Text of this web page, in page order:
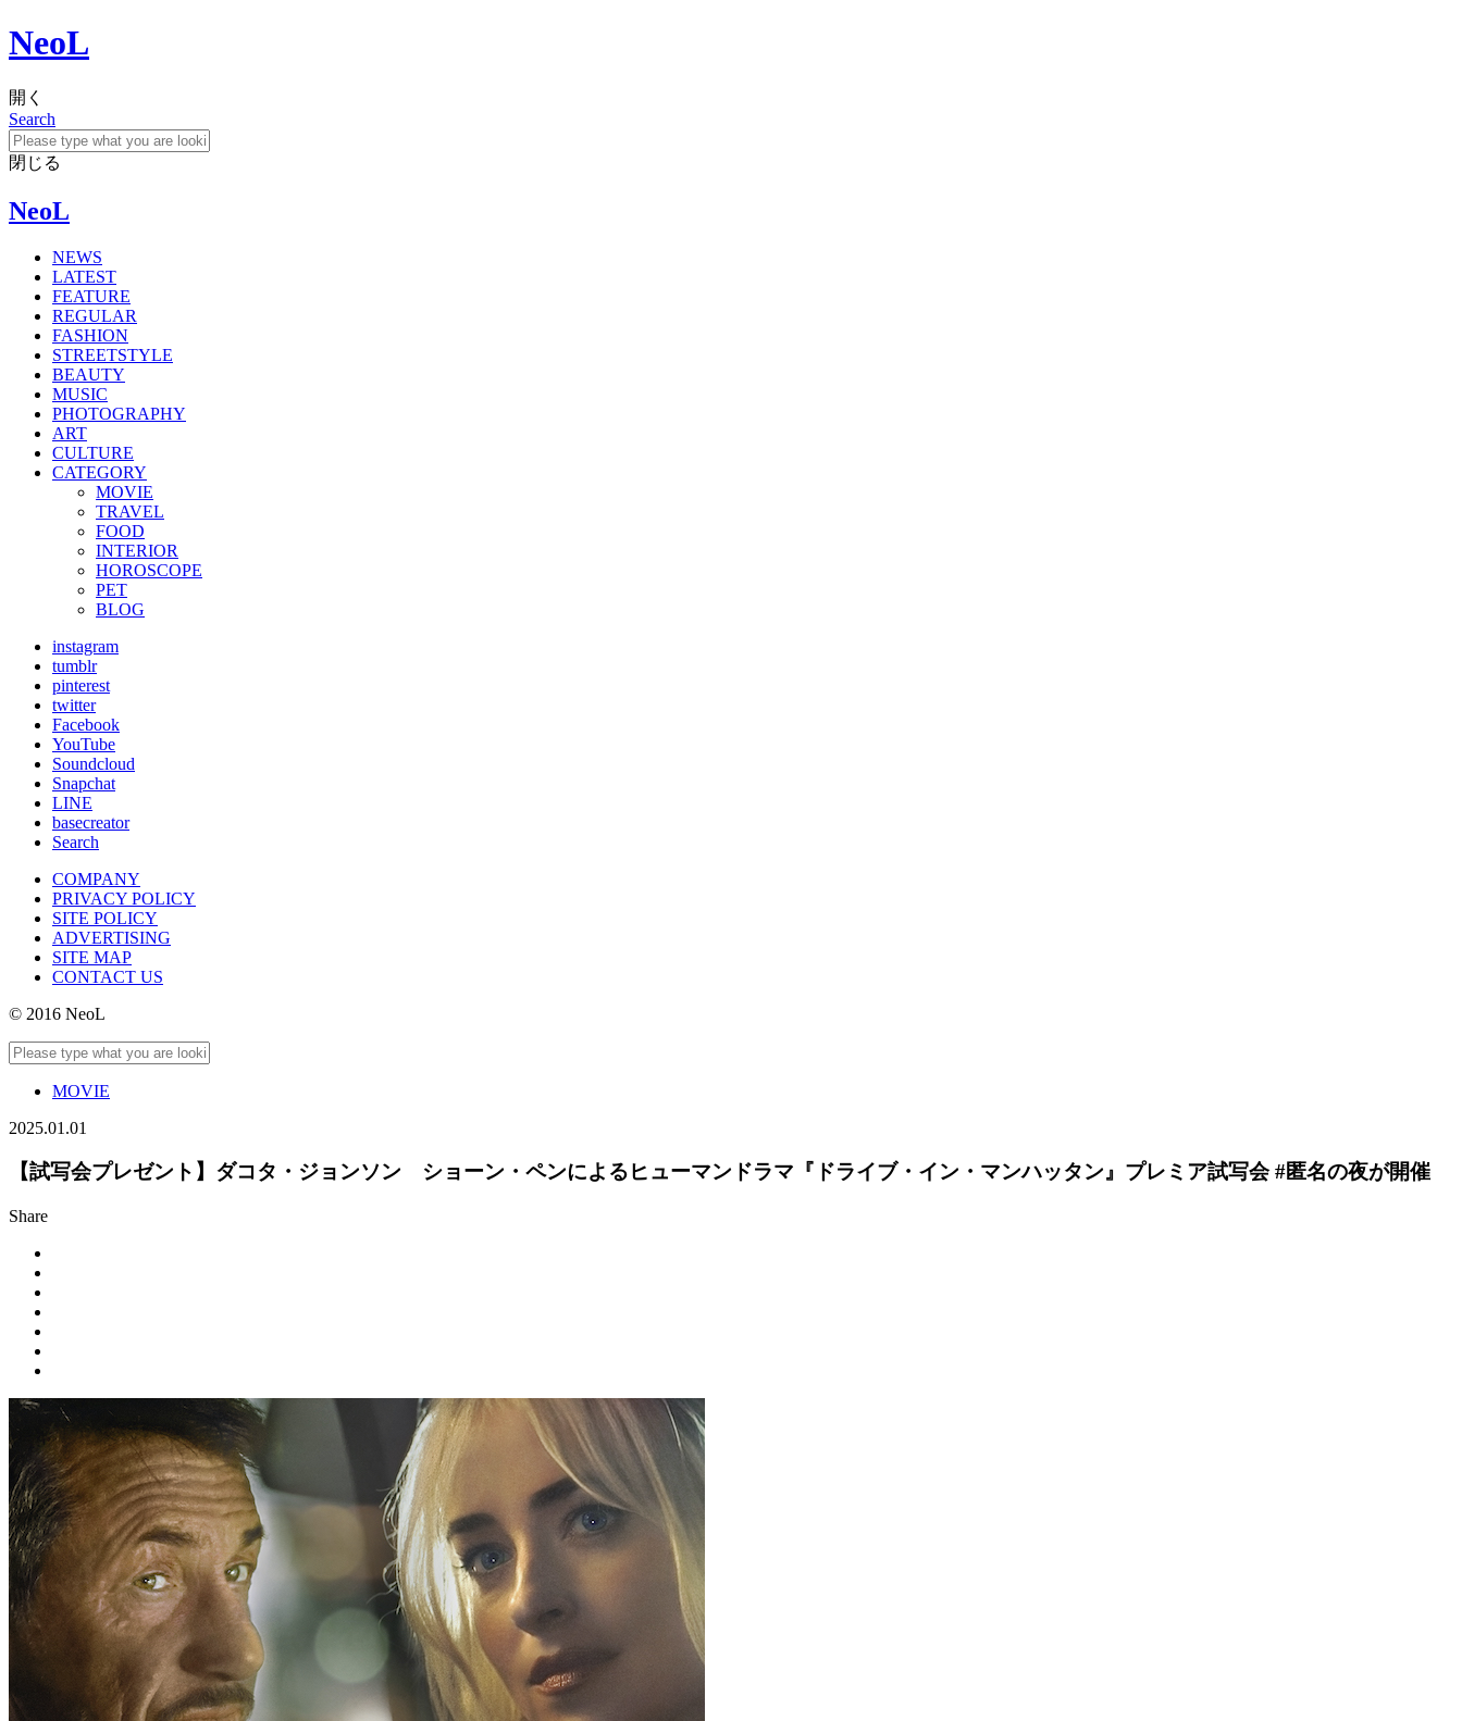
NeoL
開く
Search
閉じる
NeoL
NEWS
LATEST
FEATURE
REGULAR
FASHION
STREETSTYLE
BEAUTY
MUSIC
PHOTOGRAPHY
ART
CULTURE
CATEGORY
MOVIE
TRAVEL
FOOD
INTERIOR
HOROSCOPE
PET
BLOG
instagram
tumblr
pinterest
twitter
Facebook
YouTube
Soundcloud
Snapchat
LINE
basecreator
Search
COMPANY
PRIVACY POLICY
SITE POLICY
ADVERTISING
SITE MAP
CONTACT US
© 2016 NeoL
MOVIE
2025.01.01
【試写会プレゼント】ダコタ・ジョンソン ショーン・ペンによるヒューマンドラマ『ドライブ・イン・マンハッタン』プレミア試写会 #匿名の夜が開催
Share